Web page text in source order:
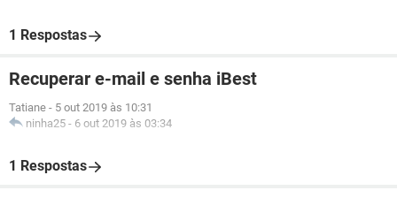
1 Respostas
Recuperar e-mail e senha iBest
Tatiane - 5 out 2019 às 10:31
ninha25 - 6 out 2019 às 03:34
1 Respostas